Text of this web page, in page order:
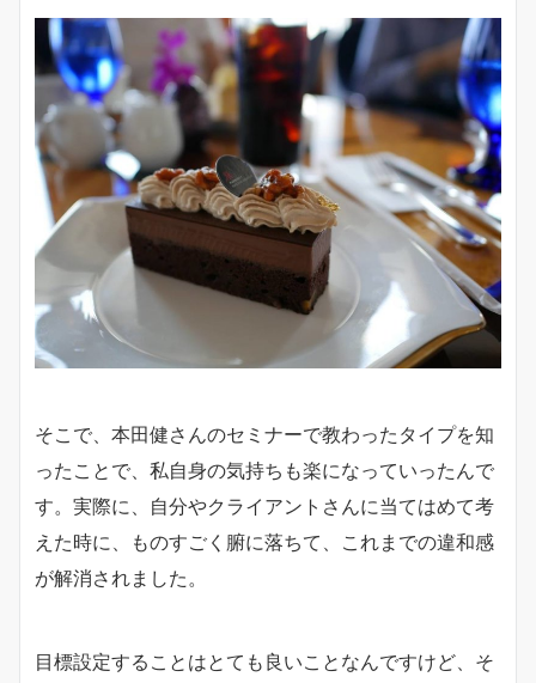
そこで、本田健さんのセミナーで教わったタイプを知
ったことで、私自身の気持ちも楽になっていったんで
す。実際に、自分やクライアントさんに当てはめて考
えた時に、ものすごく腑に落ちて、これまでの違和感
が解消されました。
目標設定することはとても良いことなんですけど、そ